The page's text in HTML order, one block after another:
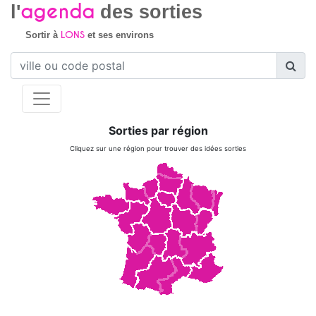
l'agenda des sorties
Sortir à LONSet ses environs
Sorties par région
Cliquez sur une région pour trouver des idées sorties